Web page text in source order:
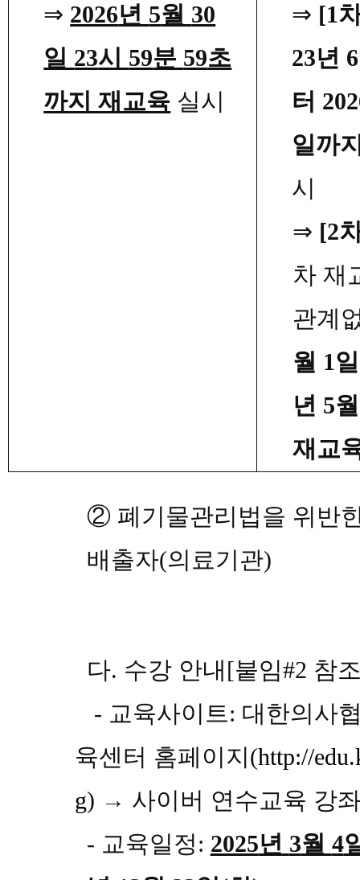
⇒ 2026년 5월 30
일 23시 59분 59초
까지 재교육 실시
⇒ [1
23년 6
터
일까
시
⇒ [2
차 재
관계
월 1
년 5
재교
② 폐기물관리법을 위반
배출자(의료기관)
다. 수강 안내 [붙임#2 참
- 교육사이트: 대한의사
육센터 홈페이지 (http://
g) → 사이버 연수교육 강
- 교육일정: 2025년 3월 4